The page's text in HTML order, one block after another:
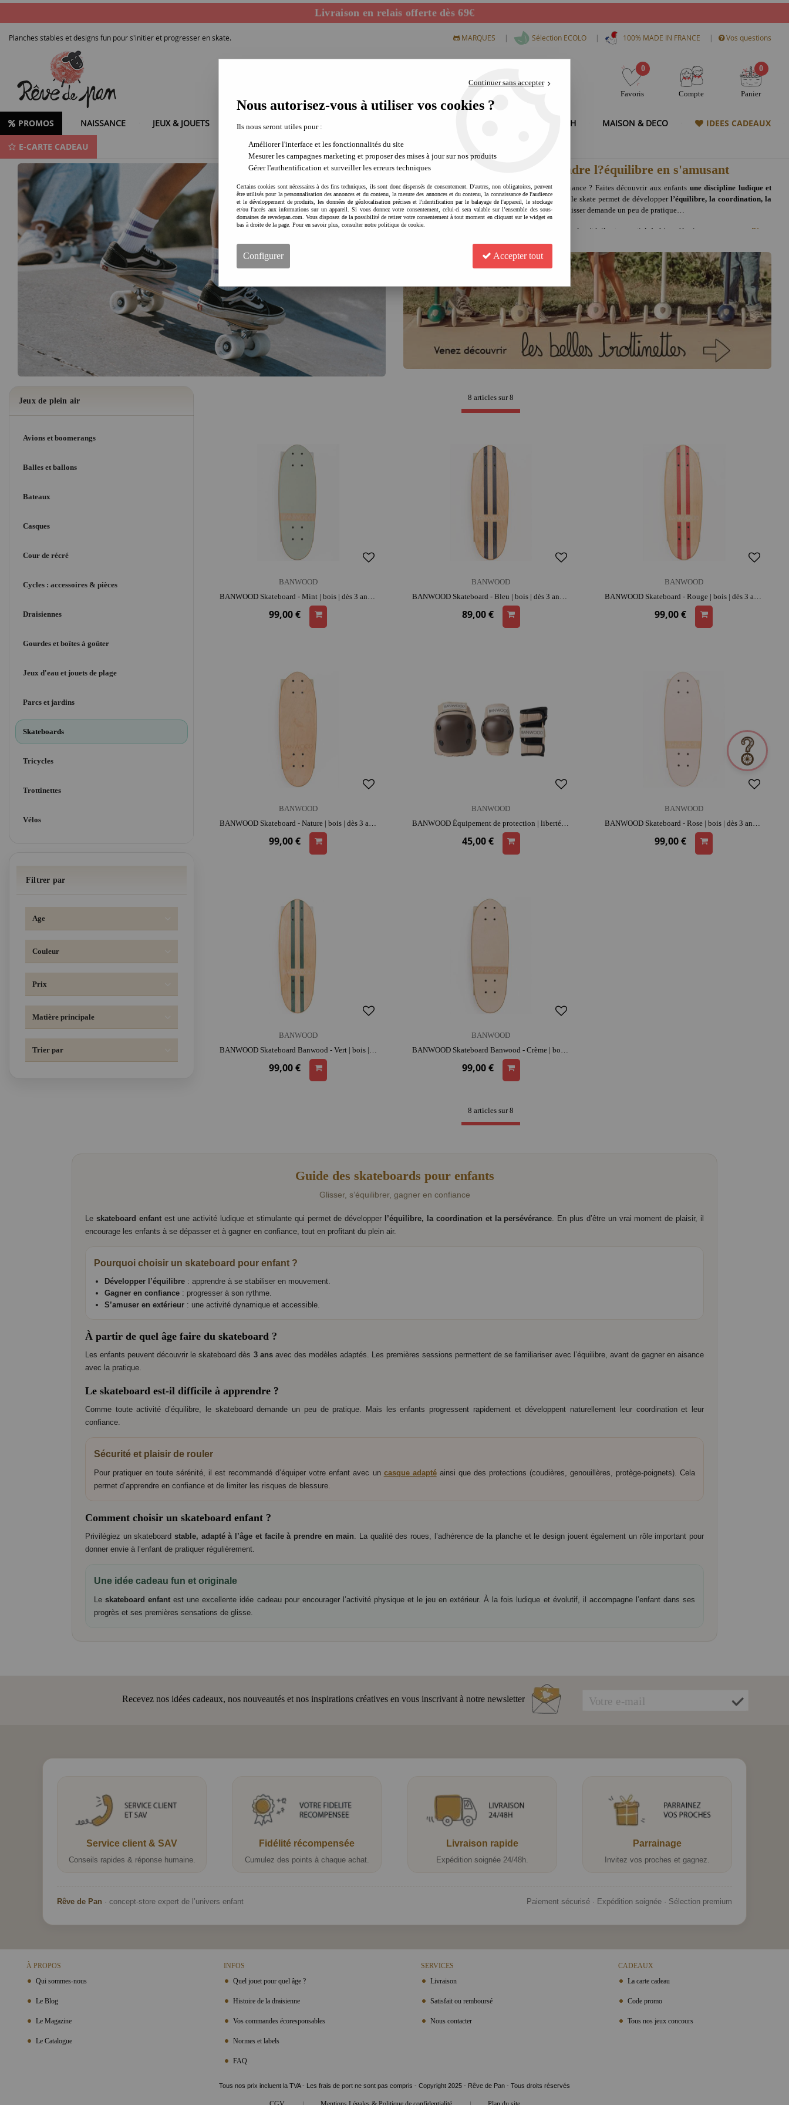
Livraison en relais offerte dès 69€
Planches stables et designs fun pour s'initier et progresser en skate. MARQUES | Sélection ECOLO | 100% MADE IN FRANCE | Vos questions
0
Favoris Compte
0
Panier
PROMOS NAISSANCE JEUX & JOUETS LOISIRS CREATIFS MODE & HIGH TECH MAISON & DECO IDEES CADEAUX
E-CARTE CADEAU
Skateboards pour enfants - Débuter et progresser en confiance
Le skateboard enfant : apprendre l?équilibre en s'amusant
Envie de bouger, de s’amuser et de gagner en confiance ? Faites découvrir aux enfants une discipline ludique et
tendance : le skateboard ! En plus d’être ultra fun, le skate permet de développer l’équilibre, la coordination, la
souplesse et la persévérance. Car oui, apprendre à glisser demande un peu de pratique…
Pour profiter pleinement de chaque session en toute sécurité, il est essentiel de bien s’équiper :
coudières,
Comme pour de nombreux sports, plus les enfants commencent tôt, plus ils gagnent rapidement en aisance. C’est
pourquoi nous proposons des modèles adaptés dès le plus jeune âge, comme les superbes skateboards Banwood
conçus pour les débutants comme pour les riders plus expérimentés.
Alors, prêts à rouler ? Direction le skatepark pour de belles aventures en plein air !
Jeux de plein air
Avions et boomerangs
Balles et ballons
Bateaux
Casques
Cour de récré
Cycles : accessoires & pièces
Draisiennes
Gourdes et boîtes à goûter
Jeux d'eau et jouets de plage
Parcs et jardins
Skateboards
Tricycles
Trottinettes
Vélos
Filtrer par
Age
Couleur
Prix
Matière principale
Trier par
8 articles sur 8
BANWOOD
99,00 €
BANWOOD
89,00 €
BANWOOD
99,00 €
BANWOOD
99,00 €
BANWOOD
BANWOOD Équipement de protection | liberté de mouvement | adapté aux petites têtes | apprentissage de l'équilibre
45,00 €
BANWOOD
99,00 €
BANWOOD
99,00 €
BANWOOD
99,00 €
8 articles sur 8
Guide des skateboards pour enfants
Glisser, s’équilibrer, gagner en confiance
Le skateboard enfantest une activité ludique et stimulante qui permet de développer l’équilibre, la coordination et la persévérance. En plus d’être un vrai moment de plaisir, il
encourage les enfants à se dépasser et à gagner en confiance, tout en profitant du plein air.
Pourquoi choisir un skateboard pour enfant ?
Développer l’équilibre : apprendre à se stabiliser en mouvement.
Gagner en confiance : progresser à son rythme.
S’amuser en extérieur : une activité dynamique et accessible.
À partir de quel âge faire du skateboard ?
Les enfants peuvent découvrir le skateboard dès 3 ansavec des modèles adaptés. Les premières sessions permettent de se familiariser avec l’équilibre, avant de gagner en aisance
avec la pratique.
Le skateboard est-il difficile à apprendre ?
Comme toute activité d’équilibre, le skateboard demande un peu de pratique. Mais les enfants progressent rapidement et développent naturellement leur coordination et leur
confiance.
Sécurité et plaisir de rouler
Pour pratiquer en toute sérénité, il est recommandé d’équiper votre enfant avec un casque adaptéainsi que des protections (coudières, genouillères, protège-poignets). Cela
permet d’apprendre en confiance et de limiter les risques de blessure.
Comment choisir un skateboard enfant ?
Privilégiez un skateboardstable, adapté à l’âge et facile à prendre en main. La qualité des roues, l’adhérence de la planche et le design jouent également un rôle important pour
donner envie à l’enfant de pratiquer régulièrement.
Une idée cadeau fun et originale
Leskateboard enfant est une excellente idée cadeau pour encourager l’activité physique et le jeu en extérieur. À la fois ludique et évolutif, il accompagne l’enfant dans ses
progrès et ses premières sensations de glisse.
Recevez nos idées cadeaux, nos nouveautés et nos inspirations créatives en vous inscrivant à notre newsletter
Service client & SAV
Conseils rapides & réponse humaine.
Fidélité récompensée
Cumulez des points à chaque achat.
Livraison rapide
Expédition soignée 24/48h.
Parrainage
Invitez vos proches et gagnez.
Rêve de Pan · concept-store expert de l’univers enfant Paiement sécurisé · Expédition soignée · Sélection premium
À PROPOS
Qui sommes-nous
Le Blog
Le Magazine
Le Catalogue
INFOS
Quel jouet pour quel âge ?
Histoire de la draisienne
Vos commandes écoresponsables
Normes et labels
FAQ
SERVICES
Livraison
Satisfait ou remboursé
Nous contacter
CADEAUX
La carte cadeau
Code promo
Tous nos jeux concours
Tous nos prix incluent la TVA - Les frais de port ne sont pas compris - Copyright 2025 - Rêve de Pan - Tous droits réservés
Continuer sans accepter
Nous autorisez-vous à utiliser vos cookies ?
Ils nous seront utiles pour :
Améliorer l'interface et les fonctionnalités du site
Mesurer les campagnes marketing et proposer des mises à jour sur nos produits
Gérer l'authentification et surveiller les erreurs techniques
Certains cookies sont nécessaires à des fins techniques, ils sont donc dispensés de consentement. D'autres, non obligatoires, peuvent
être utilisés pour la personnalisation des annonces et du contenu, la mesure des annonces et du contenu, la connaissance de l'audience
et le développement de produits, les données de géolocalisation précises et l'identification par le balayage de l'appareil, le stockage
et/ou l'accès aux informations sur un appareil. Si vous donnez votre consentement, celui-ci sera valable sur l’ensemble des sous-
domaines de revedepan.com. Vous disposez de la possibilité de retirer votre consentement à tout moment en cliquant sur le widget en
bas à droite de la page. Pour en savoir plus, consulter notre politique de cookie.
Configurer Accepter tout